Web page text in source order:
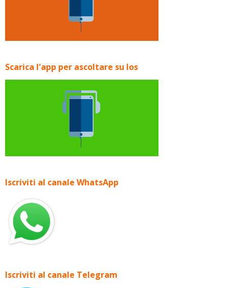
Scarica l'app per ascoltare su Ios
Iscriviti al canale WhatsApp
Iscriviti al canale Telegram